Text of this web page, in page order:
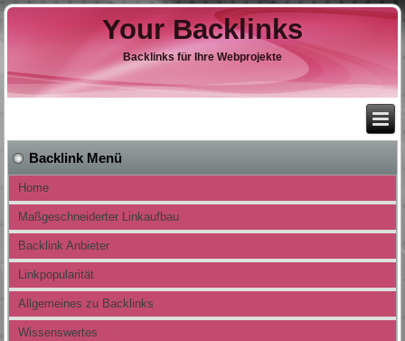
Your Backlinks
Backlinks für Ihre Webprojekte
Backlink Menü
Home
Maßgeschneiderter Linkaufbau
Backlink Anbieter
Linkpopularität
Allgemeines zu Backlinks
Wissenswertes